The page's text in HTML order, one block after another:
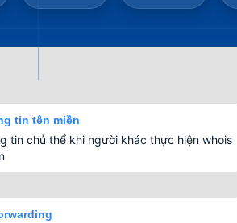
tin tên miền
tin chủ thể khi người khác thực hiện whois